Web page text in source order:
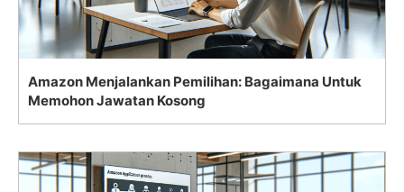
Amazon Menjalankan Pemilihan: Bagaimana Untuk
Memohon Jawatan Kosong